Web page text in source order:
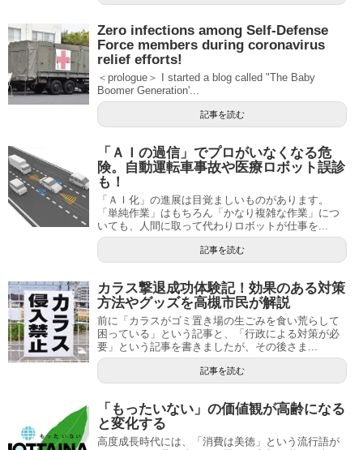
Zero infections among Self-Defense
Force members during coronavirus
relief efforts!
＜prologue＞ I started a blog called "The Baby
Boomer Generation'...
記事を読む
「ＡＩの過信」でプロがいなくなる危
険。自動運転車事故や医療ロボット誤診
も！
「ＡＩ化」の進展は目覚ましいものがあります。
「単純作業」はもちろん「かなり複雑な作業」につ
いても、人間に取って代わりロボットが仕事を...
記事を読む
カラス撃退成功体験記！効果のある対策
方法やグッズを高槻市民が解説
前に「カラスがゴミ置き場の生ごみを食い荒らして
困っている」という記事と、「行政による対策が必
要」という記事を書きましたが、その後さま...
記事を読む
「もったいない」の価値観が高齢になる
と変化する
高度成長時代には、「消費は美徳」という流行語が